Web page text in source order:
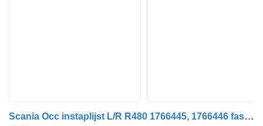
Scania Occ instaplijst L/R R480 1766445, 1766446 fascia delantera para camión